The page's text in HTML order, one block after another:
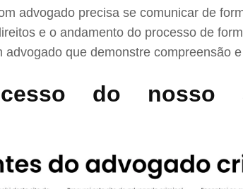
advogado precisa se comunicar de
e o andamento do processo de
advogado que demonstre compreensão
do nosso